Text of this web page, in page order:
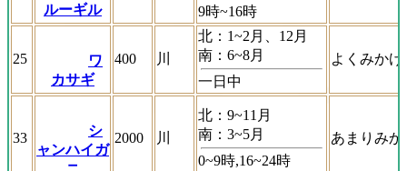
ルーギル 9時~16時
25
ワ
カサギ
400 川
北：1~2月、12月
南：6~8月
一日中
よくみかけ
33
シ
ャンハイガ
2000 川
北：9~11月
南：3~5月
0~9時,16~24時
あまりみか